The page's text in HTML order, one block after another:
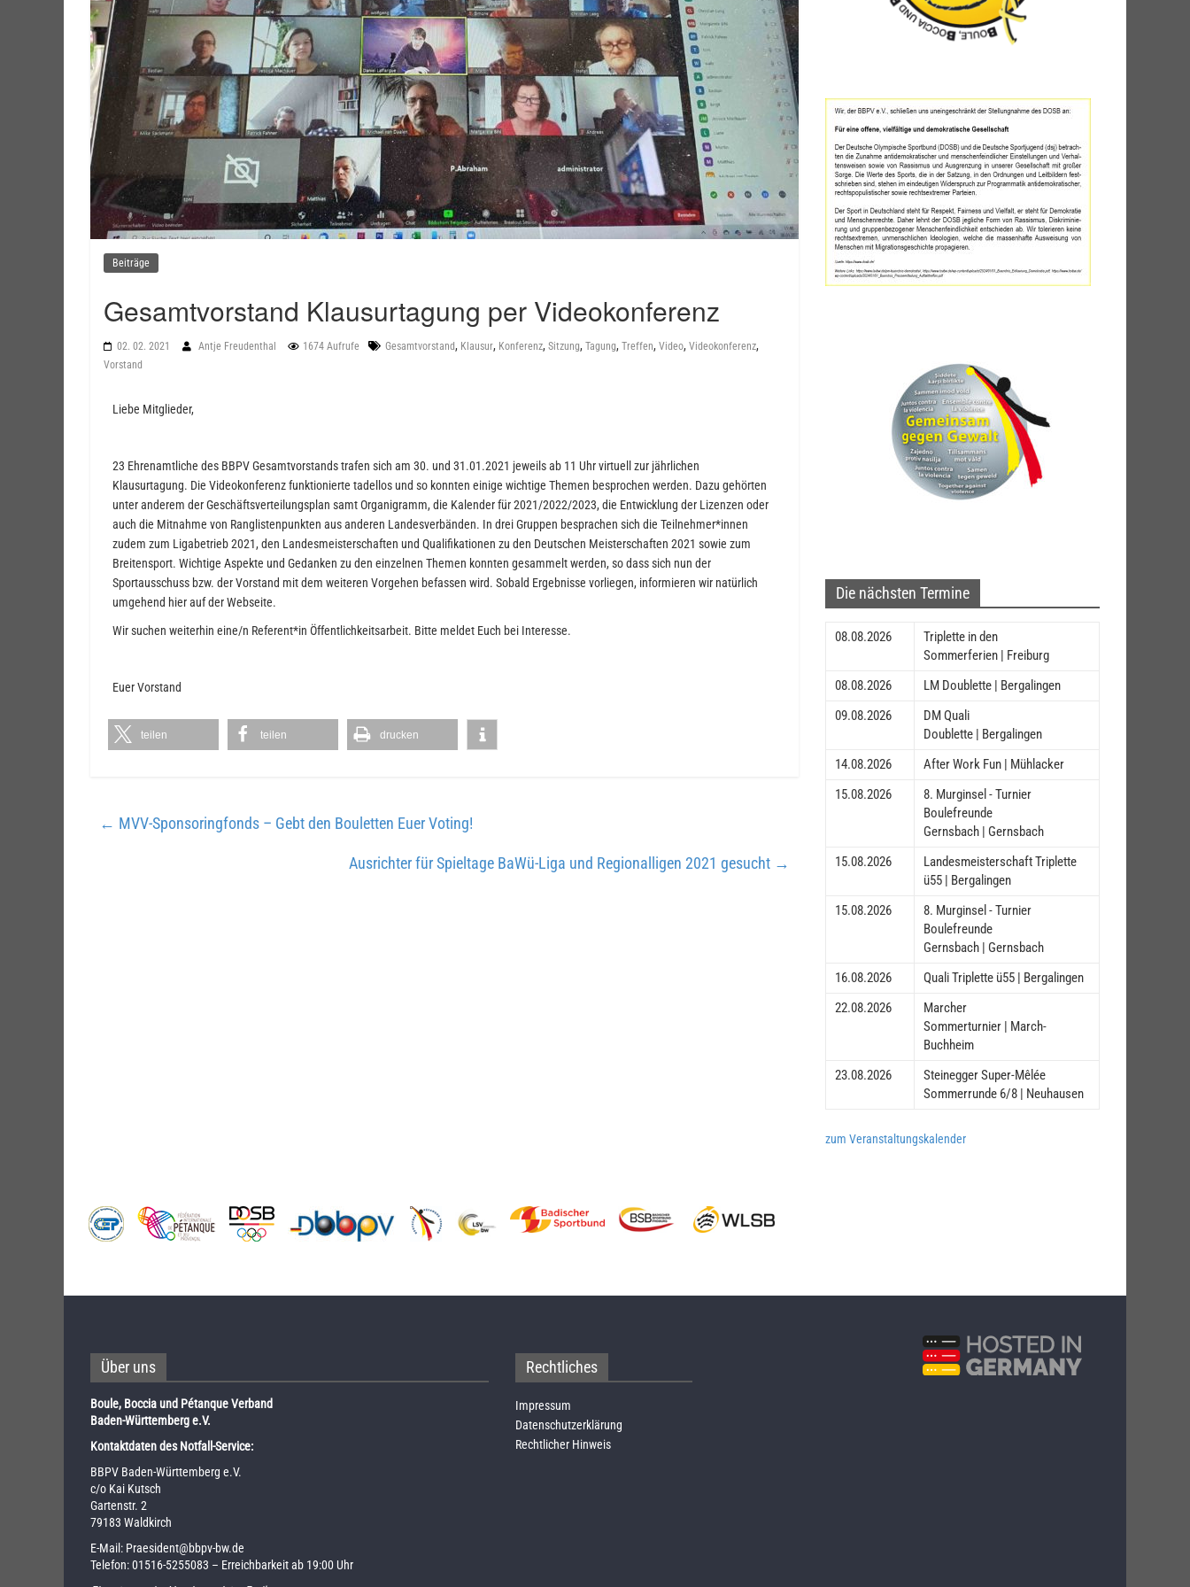
Beiträge
Gesamtvorstand Klausurtagung per Videokonferenz
02. 02. 2021 Antje Freudenthal 1674 Aufrufe Gesamtvorstand, Klausur, Konferenz, Sitzung, Tagung, Treffen, Video, Videokonferenz,
Vorstand
Liebe Mitglieder,
23 Ehrenamtliche des BBPV Gesamtvorstands trafen sich am 30. und 31.01.2021 jeweils ab 11 Uhr virtuell zur jährlichen
Klausurtagung. Die Videokonferenz funktionierte tadellos und so konnten einige wichtige Themen besprochen werden. Dazu gehörten
unter anderem der Geschäftsverteilungsplan samt Organigramm, die Kalender für 2021/2022/2023, die Entwicklung der Lizenzen oder
auch die Mitnahme von Ranglistenpunkten aus anderen Landesverbänden. In drei Gruppen besprachen sich die Teilnehmer*innen
zudem zum Ligabetrieb 2021, den Landesmeisterschaften und Qualifikationen zu den Deutschen Meisterschaften 2021 sowie zum
Breitensport. Wichtige Aspekte und Gedanken zu den einzelnen Themen konnten gesammelt werden, so dass sich nun der
Sportausschuss bzw. der Vorstand mit dem weiteren Vorgehen befassen wird. Sobald Ergebnisse vorliegen, informieren wir natürlich
umgehend hier auf der Webseite.
Wir suchen weiterhin eine/n Referent*in Öffentlichkeitsarbeit. Bitte meldet Euch bei Interesse.
Euer Vorstand
teilen teilen drucken
← MVV-Sponsoringfonds – Gebt den Bouletten Euer Voting!
Ausrichter für Spieltage BaWü-Liga und Regionalligen 2021 gesucht →
Die nächsten Termine
08.08.2026
Triplette in den
Sommerferien | Freiburg
08.08.2026
LM Doublette | Bergalingen
09.08.2026
DM Quali
Doublette | Bergalingen
14.08.2026
After Work Fun | Mühlacker
15.08.2026
8. Murginsel - Turnier
Boulefreunde
Gernsbach | Gernsbach
15.08.2026
Landesmeisterschaft Triplette
ü55 | Bergalingen
15.08.2026
8. Murginsel - Turnier
Boulefreunde
Gernsbach | Gernsbach
16.08.2026
Quali Triplette ü55 | Bergalingen
22.08.2026
Marcher
Sommerturnier | March-
Buchheim
23.08.2026
Steinegger Super-Mêlée
Sommerrunde 6/8 | Neuhausen
zum Veranstaltungskalender
Über uns
Boule, Boccia und Pétanque Verband
Baden-Württemberg e.V.
Kontaktdaten des Notfall-Service:
BBPV Baden-Württemberg e.V.
c/o Kai Kutsch
Gartenstr. 2
79183 Waldkirch
E-Mail: Praesident@bbpv-bw.de
Telefon:01516-5255083 – Erreichbarkeit ab 19:00 Uhr
Rechtliches
Impressum
Datenschutzerklärung
Rechtlicher Hinweis